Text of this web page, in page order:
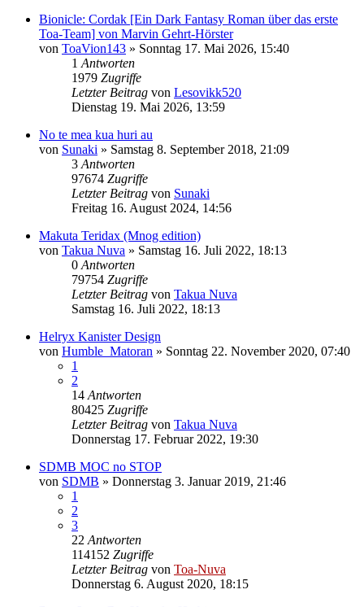
Bionicle: Cordak [Ein Dark Fantasy Roman über das erste
Toa-Team] von Marvin Gehrt-Hörster
von ToaVion143 » Sonntag 17. Mai 2026, 15:40
1 Antworten
1979 Zugriffe
Letzter Beitrag von Lesovikk520
Dienstag 19. Mai 2026, 13:59
No te mea kua huri au
von Sunaki » Samstag 8. September 2018, 21:09
3 Antworten
97674 Zugriffe
Letzter Beitrag von Sunaki
Freitag 16. August 2024, 14:56
Makuta Teridax (Mnog edition)
von Takua Nuva » Samstag 16. Juli 2022, 18:13
0 Antworten
79754 Zugriffe
Letzter Beitrag von Takua Nuva
Samstag 16. Juli 2022, 18:13
Helryx Kanister Design
von Humble_Matoran » Sonntag 22. November 2020, 07:40
1
2
14 Antworten
80425 Zugriffe
Letzter Beitrag von Takua Nuva
Donnerstag 17. Februar 2022, 19:30
SDMB MOC no STOP
von SDMB » Donnerstag 3. Januar 2019, 21:46
1
2
3
22 Antworten
114152 Zugriffe
Letzter Beitrag von Toa-Nuva
Donnerstag 6. August 2020, 18:15